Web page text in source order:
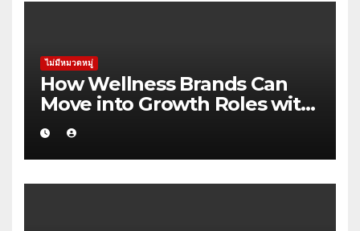
ไม่มีหมวดหมู่
How Wellness Brands Can
Move into Growth Roles with
Fewer False Starts in the
Pilbara